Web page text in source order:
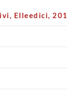
Elleedici,